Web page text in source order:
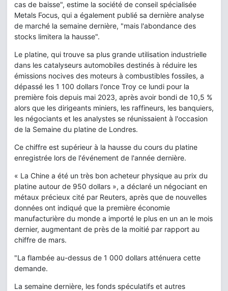
cas de baisse", estime la société de conseil spécialisée
Metals Focus, qui a également publié sa dernière analyse
de marché la semaine dernière, "mais l'abondance des
stocks limitera la hausse".
Le platine, qui trouve sa plus grande utilisation industrielle
dans les catalyseurs automobiles destinés à réduire les
émissions nocives des moteurs à combustibles fossiles, a
dépassé les 1 100 dollars l'once Troy ce lundi pour la
première fois depuis mai 2023, après avoir bondi de 10,5 %
alors que les dirigeants miniers, les raffineurs, les banquiers,
les négociants et les analystes se réunissaient à l'occasion
de la Semaine du platine de Londres.
Ce chiffre est supérieur à la hausse du cours du platine
enregistrée lors de l'événement de l'année dernière.
« La Chine a été un très bon acheteur physique au prix du
platine autour de 950 dollars », a déclaré un négociant en
métaux précieux cité par Reuters, après que de nouvelles
données ont indiqué que la première économie
manufacturière du monde a importé le plus en un an le mois
dernier, augmentant de près de la moitié par rapport au
chiffre de mars.
"La flambée au-dessus de 1 000 dollars atténuera cette
demande.
La semaine dernière, les fonds spéculatifs et autres